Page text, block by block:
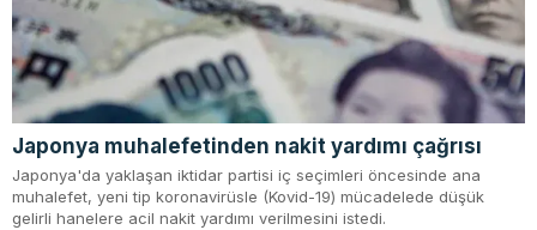
Japonya muhalefetinden nakit yardımı çağrısı
Japonya'da yaklaşan iktidar partisi iç seçimleri öncesinde ana
muhalefet, yeni tip koronavirüsle (Kovid-19) mücadelede düşük
gelirli hanelere acil nakit yardımı verilmesini istedi.